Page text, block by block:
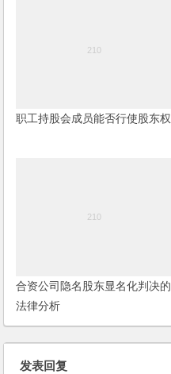
职工持股会成员能否行使股东权
合资公司隐名股东显名化判决的
法律分析
发表回复